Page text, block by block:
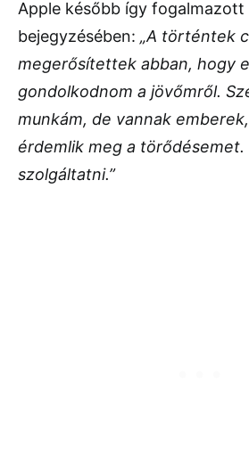
Apple később így fogalmazott
bejegyzésében: „A történtek
megerősítettek abban, hogy
gondolkodnom a jövőmről.
munkám, de vannak
érdemlik meg a törődésemet.
szolgáltatni.”